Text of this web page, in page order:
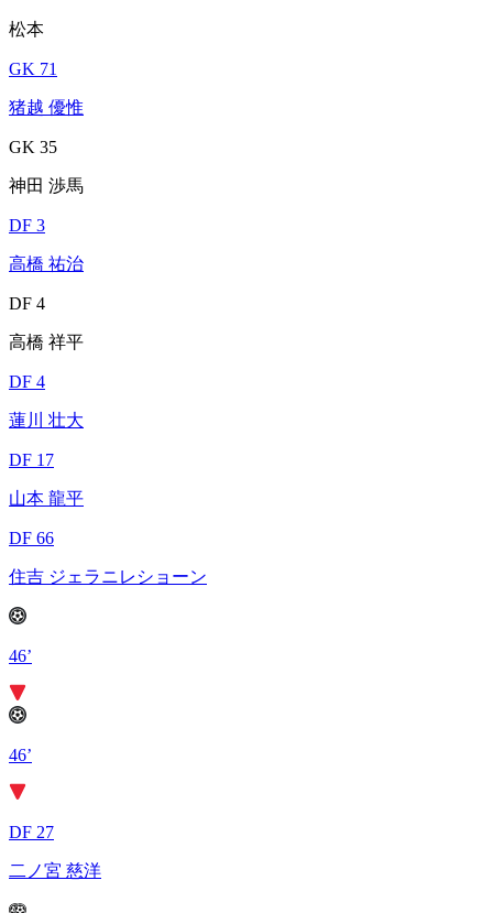
松本
GK 71
猪越 優惟
GK 35
神田 渉馬
DF 3
高橋 祐治
DF 4
高橋 祥平
DF 4
蓮川 壮大
DF 17
山本 龍平
DF 66
住吉 ジェラニレショーン
46’
46’
DF 27
二ノ宮 慈洋